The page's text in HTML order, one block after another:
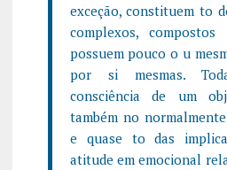
exceção, constituem to
complexos,
possuem pouco o u
por si mesmas.
consciência de um
também no
e quase to das
atitude em emocional